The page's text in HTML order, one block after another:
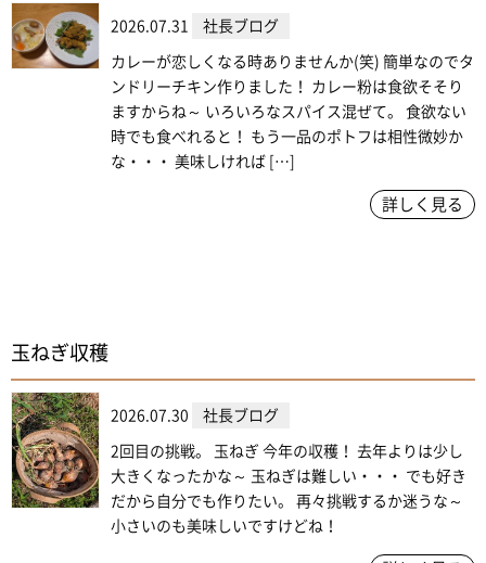
2026.07.31 社長ブログ
カレーが恋しくなる時ありませんか(笑) 簡単なのでタ
ンドリーチキン作りました！ カレー粉は食欲そそり
ますからね～ いろいろなスパイス混ぜて。 食欲ない
時でも食べれると！ もう一品のポトフは相性微妙か
な・・・ 美味しければ […]
詳しく見る
玉ねぎ収穫
2026.07.30 社長ブログ
2回目の挑戦。 玉ねぎ 今年の収穫！ 去年よりは少し
大きくなったかな～ 玉ねぎは難しい・・・ でも好き
だから自分でも作りたい。 再々挑戦するか迷うな～
小さいのも美味しいですけどね！